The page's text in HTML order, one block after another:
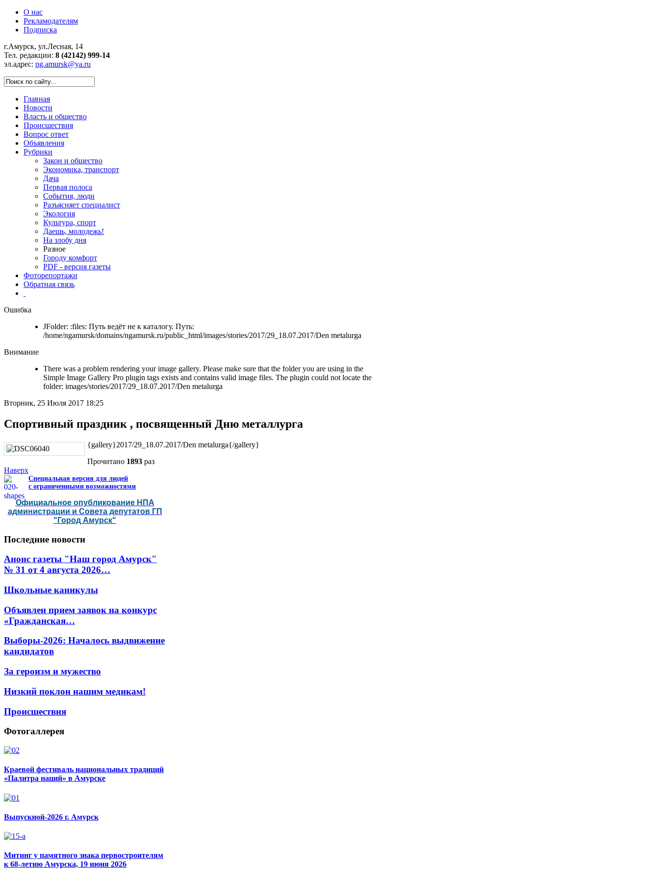
О нас
Рекламодателям
Подписка
г.Амурск, ул.Лесная, 14
Тел. редакции: 8 (42142) 999-14
эл.адрес: ng.amursk@ya.ru
Главная
Новости
Власть и общество
Происшествия
Вопрос ответ
Объявления
Рубрики
Закон и общество
Экономика, транспорт
Дача
Первая полоса
События, люди
Разъясняет специалист
Экология
Культура, спорт
Даешь, молодежь!
На злобу дня
Разное
Городу комфорт
PDF - версия газеты
Фоторепортажи
Обратная связь
Ошибка
JFolder: :files: Путь ведёт не к каталогу. Путь:
/home/ngamursk/domains/ngamursk.ru/public_html/images/stories/2017/29_18.07.2017/Den metalurga
Внимание
There was a problem rendering your image gallery. Please make sure that the folder you are using in the
Simple Image Gallery Pro plugin tags exists and contains valid image files. The plugin could not locate the
folder: images/stories/2017/29_18.07.2017/Den metalurga
Вторник, 25 Июля 2017 18:25
Спортивный праздник , посвященный Дню металлурга
{gallery}2017/29_18.07.2017/Den metalurga{/gallery}
Прочитано 1893 раз
Наверх
Специальная версия для людей
с ограниченными возможностями
Официальное опубликование НПА
администрации и Совета депутатов ГП
"Город Амурск"
Последние новости
Анонс газеты "Наш город Амурск"
№ 31 от 4 августа 2026…
Школьные каникулы
Объявлен прием заявок на конкурс
«Гражданская…
Выборы-2026: Началось выдвижение
кандидатов
За героизм и мужество
Низкий поклон нашим медикам!
Происшествия
Фотогаллерея
Краевой фестиваль национальных традиций
«Палитра наций» в Амурске
Выпускной-2026 г. Амурск
Митинг у памятного знака первостроителям
к 68-летию Амурска, 19 июня 2026